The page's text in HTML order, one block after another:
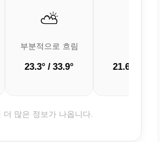
⛅
부분적으로 흐림
23.3° / 33.9° 21.6° /
많은 정보가 나옵니다.